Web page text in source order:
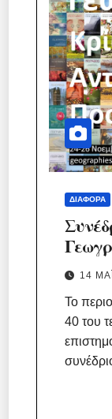
ΔΙΆΦΟΡΑ
14
Το
40 του